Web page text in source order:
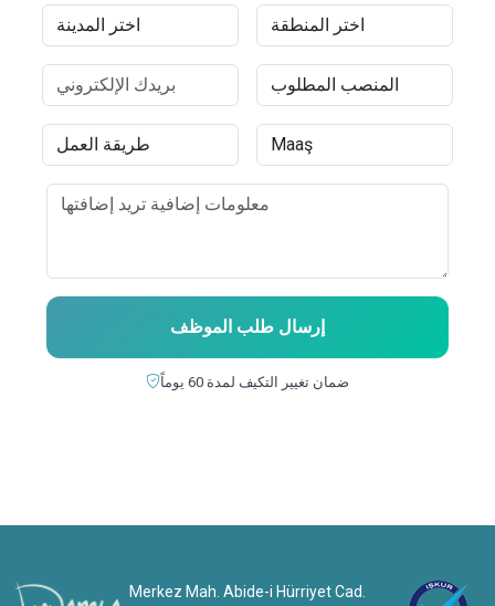
إرسال طلب الموظف
ضمان تغيير التكيف لمدة 60 يوماً
Merkez Mah. Abide-i Hürriyet Cad.